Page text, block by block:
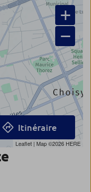
+
−
Leaflet | Map ©2026 HERE
Itinéraire